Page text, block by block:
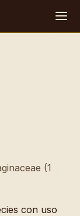
(1
con uso